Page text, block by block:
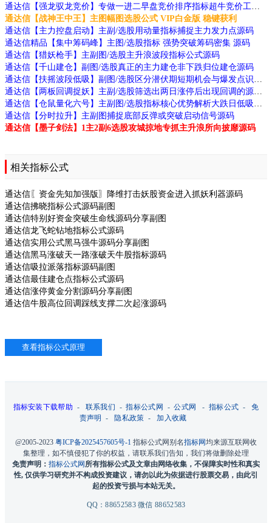
通达信【战神王中王】主图幅图选股公式 VIP白金版 稳键获利
通达信【主力控盘启动】主副/选股用动量指标捕捉主力发力点源码
通达信精品【集中筹码峰】主图/选股指标 强势突破筹码密集 源码
通达信【猎妖枪手】主副图/选股主升浪波段指标公式源码
通达信【千山建仓】副图/选股真正的主力建仓非下跌归位建仓源码
通达信【分时拉升】主副图捕捉底部反弹或突破启动信号源码
通达信【墨子剑法】1主2副6选股攻城掠地专抓主升浪所向披靡源码
相关指标公式
通达信〖资金先知加强版〗降维打击妖股资金进入抓妖利器源码
通达信拂晓指标公式源码副图
通达信特别好资金突破生命线源码分享副图
通达信龙飞蛇钻地指标公式源码
通达信实用公式黑马强牛源码分享副图
通达信黑马涨破天一路涨破天牛股指标源码
通达信吸拉派落指标源码副图
通达信最佳建仓点指标公式源码
通达信涨停黄金分割源码分享副图
通达信牛股高位回调踩线支撑二次起涨源码
指标安装下载帮助 - 联系我们 -指标公式网 -公式网 -指标公式 -免
责声明 -隐私政策 -加入收藏
@2005-2023 粤ICP备2025457605号-1 指标公式网别名指标网均来源互联网收
集整理，如不慎侵犯了你的权益，请联系我们告知，我们将做删除处理
免责声明： 指标公式网所有指标公式及文章由网络收集，不保障实时性和真实
性, 仅供学习研究并不构成投资建议，请勿以此为依据进行股票交易，由此引
起的投资亏损与本站无关。
QQ：88652583 微信 88652583